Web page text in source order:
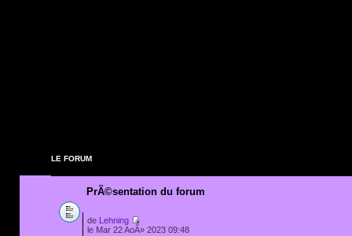
LE FORUM
PrÃ©sentation du forum
de
Lehning
le Mar 22 AoÃ» 2023 09:48